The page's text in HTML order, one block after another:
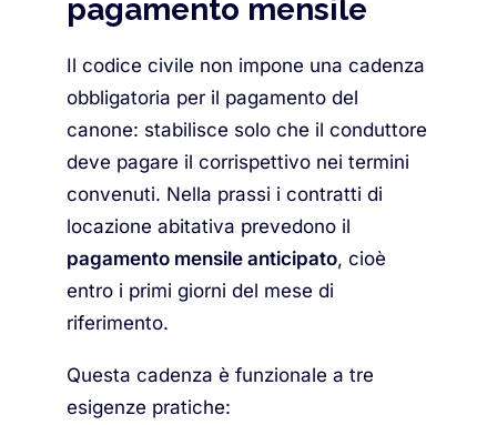
pagamento mensile
Il codice civile non impone una cadenza
obbligatoria per il pagamento del
canone: stabilisce solo che il conduttore
deve pagare il corrispettivo nei termini
convenuti. Nella prassi i contratti di
locazione abitativa prevedono il
pagamento mensile anticipato, cioè
entro i primi giorni del mese di
riferimento.
Questa cadenza è funzionale a tre
esigenze pratiche: